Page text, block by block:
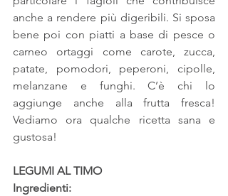
anche a rendere più digeribili. Si sposa
bene poi con piatti a base di pesce o
carneo ortaggi come carote, zucca,
patate, pomodori, peperoni, cipolle,
melanzane e funghi. C’è chi lo
aggiunge anche alla frutta fresca!
Vediamo ora qualche ricetta sana e
gustosa!
LEGUMI AL TIMO
Ingredienti: